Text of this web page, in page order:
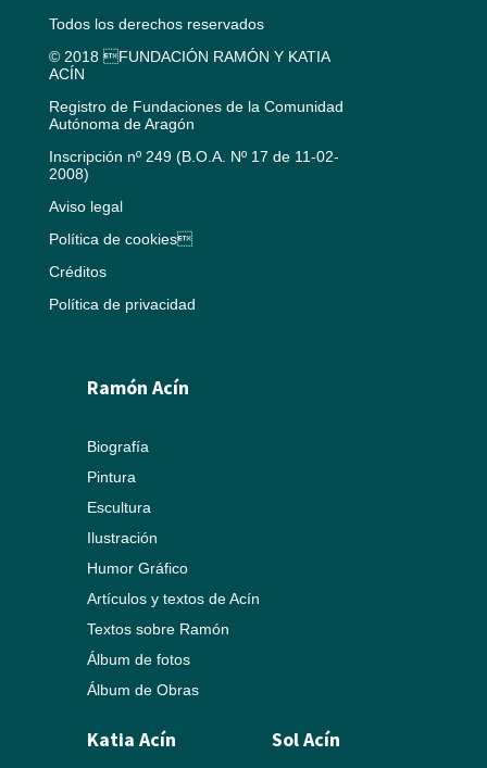
Todos los derechos reservados
© 2018 FUNDACIÓN RAMÓN Y KATIA
ACÍN
Registro de Fundaciones de la Comunidad
Autónoma de Aragón
Inscripción nº 249 (B.O.A. Nº 17 de 11-02-
2008)
Aviso legal
Política de cookies
Créditos
Política de privacidad
Ramón Acín
Biografía
Pintura
Escultura
Ilustración
Humor Gráfico
Artículos y textos de Acín
Textos sobre Ramón
Álbum de fotos
Álbum de Obras
Katia Acín Sol Acín